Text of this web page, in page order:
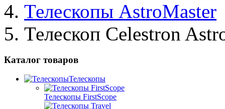
Телескопы AstroMaster
Телескоп Celestron
Каталог товаров
Телескопы
Телескопы FirstScope